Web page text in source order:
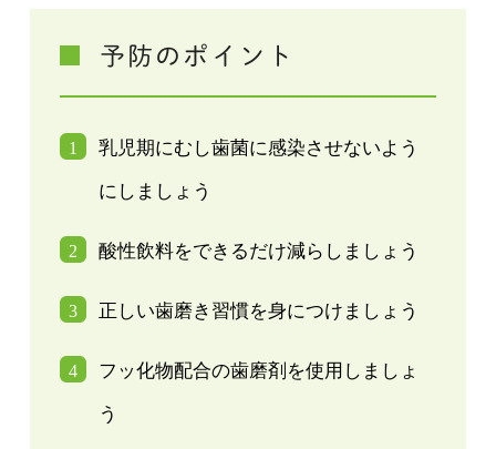
予防のポイント
乳児期にむし歯菌に感染させないよう
にしましょう
酸性飲料をできるだけ減らしましょう
正しい歯磨き習慣を身につけましょう
フッ化物配合の歯磨剤を使用しましょ
う